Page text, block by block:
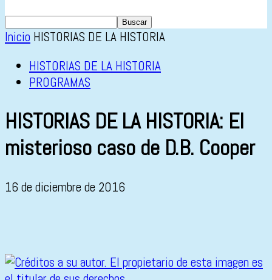
Inicio HISTORIAS DE LA HISTORIA
HISTORIAS DE LA HISTORIA
PROGRAMAS
HISTORIAS DE LA HISTORIA: El
misterioso caso de D.B. Cooper
16 de diciembre de 2016